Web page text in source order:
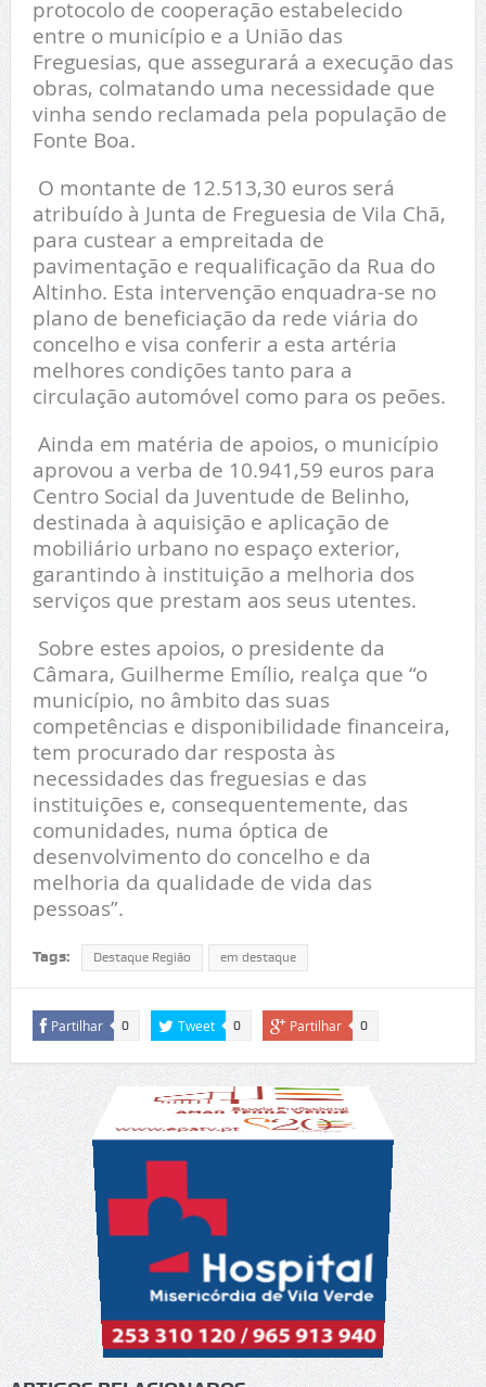
protocolo de cooperação estabelecido
entre o município e a União das
Freguesias, que assegurará a execução das
obras, colmatando uma necessidade que
vinha sendo reclamada pela população de
Fonte Boa.
O montante de 12.513,30 euros será
atribuído à Junta de Freguesia de Vila Chã,
para custear a empreitada de
pavimentação e requalificação da Rua do
Altinho. Esta intervenção enquadra-se no
plano de beneficiação da rede viária do
concelho e visa conferir a esta artéria
melhores condições tanto para a
circulação automóvel como para os peões.
Ainda em matéria de apoios, o município
aprovou a verba de 10.941,59 euros para
Centro Social da Juventude de Belinho,
destinada à aquisição e aplicação de
mobiliário urbano no espaço exterior,
garantindo à instituição a melhoria dos
serviços que prestam aos seus utentes.
Sobre estes apoios, o presidente da
Câmara, Guilherme Emílio, realça que “o
município, no âmbito das suas
competências e disponibilidade financeira,
tem procurado dar resposta às
necessidades das freguesias e das
instituições e, consequentemente, das
comunidades, numa óptica de
desenvolvimento do concelho e da
melhoria da qualidade de vida das
pessoas”.
Tags: Destaque Região em destaque
Partilhar 0 Tweet 0 Partilhar 0